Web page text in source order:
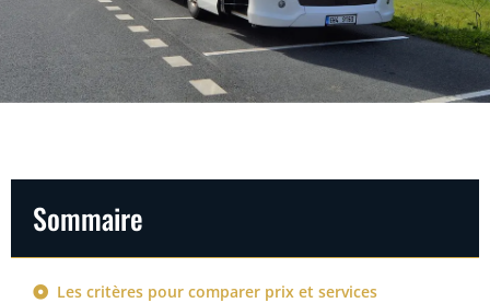
Sommaire
Les critères pour comparer prix et services